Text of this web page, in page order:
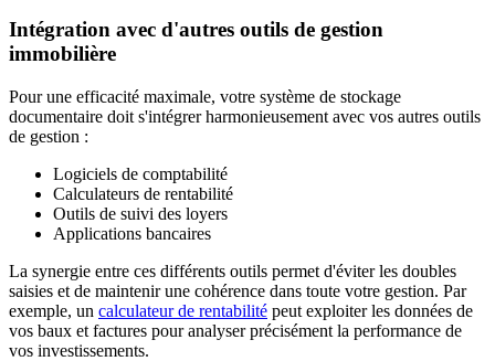
Intégration avec d'autres outils de gestion
immobilière
Pour une efficacité maximale, votre système de stockage
documentaire doit s'intégrer harmonieusement avec vos autres outils
de gestion :
Logiciels de comptabilité
Calculateurs de rentabilité
Outils de suivi des loyers
Applications bancaires
La synergie entre ces différents outils permet d'éviter les doubles
saisies et de maintenir une cohérence dans toute votre gestion. Par
exemple, un calculateur de rentabilité peut exploiter les données de
vos baux et factures pour analyser précisément la performance de
vos investissements.